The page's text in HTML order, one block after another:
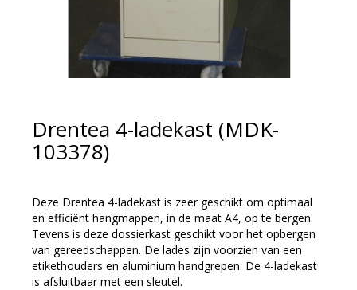
Drentea 4-ladekast (MDK-
103378)
Deze Drentea 4-ladekast is zeer geschikt om optimaal
en efficiënt hangmappen, in de maat A4, op te bergen.
Tevens is deze dossierkast geschikt voor het opbergen
van gereedschappen. De lades zijn voorzien van een
etikethouders en aluminium handgrepen. De 4-ladekast
is afsluitbaar met een sleutel.